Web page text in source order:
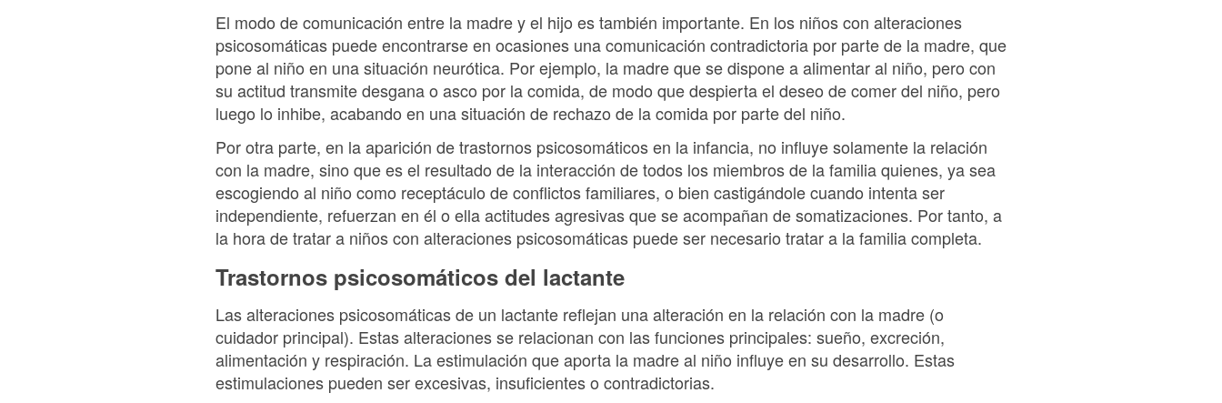
El modo de comunicación entre la madre y el hijo es también importante. En los niños con alteraciones
psicosomáticas puede encontrarse en ocasiones una comunicación contradictoria por parte de la madre, que
pone al niño en una situación neurótica. Por ejemplo, la madre que se dispone a alimentar al niño, pero con
su actitud transmite desgana o asco por la comida, de modo que despierta el deseo de comer del niño, pero
luego lo inhibe, acabando en una situación de rechazo de la comida por parte del niño.
Por otra parte, en la aparición de trastornos psicosomáticos en la infancia, no influye solamente la relación
con la madre, sino que es el resultado de la interacción de todos los miembros de la familia quienes, ya sea
escogiendo al niño como receptáculo de conflictos familiares, o bien castigándole cuando intenta ser
independiente, refuerzan en él o ella actitudes agresivas que se acompañan de somatizaciones. Por tanto, a
la hora de tratar a niños con alteraciones psicosomáticas puede ser necesario tratar a la familia completa.
Trastornos psicosomáticos del lactante
Las alteraciones psicosomáticas de un lactante reflejan una alteración en la relación con la madre (o
cuidador principal). Estas alteraciones se relacionan con las funciones principales: sueño, excreción,
alimentación y respiración. La estimulación que aporta la madre al niño influye en su desarrollo. Estas
estimulaciones pueden ser excesivas, insuficientes o contradictorias.